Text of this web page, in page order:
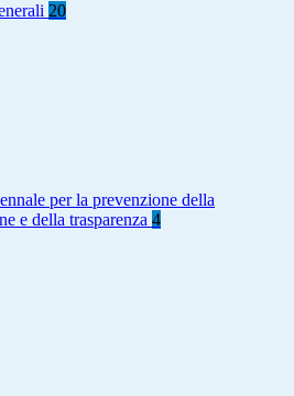
20
per la prevenzione della
e della trasparenza 4